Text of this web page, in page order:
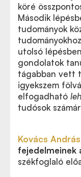
köré
Második
tudományok
utolsó
gondolatok
tágabban vett
igyekszem
elfogadható
tudósok
Kovács András
fejedelmeinek
székfoglaló